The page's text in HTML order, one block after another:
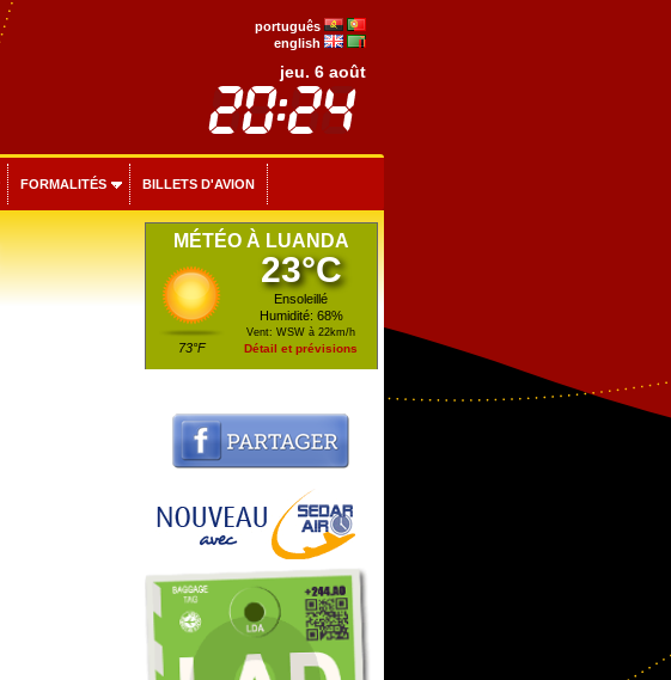
português
english
jeu. 6 août
FORMALITÉS BILLETS D'AVION
MÉTÉO À LUANDA
73°F
23°C
Ensoleillé
Humidité: 68%
Vent: WSW à 22km/h
Détail et prévisions